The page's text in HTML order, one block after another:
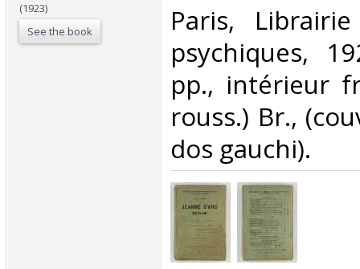
(1923)
See the book
‎Paris,
psychiques,
pp., intérieur
rouss.) Br.,
dos gauchi).‎